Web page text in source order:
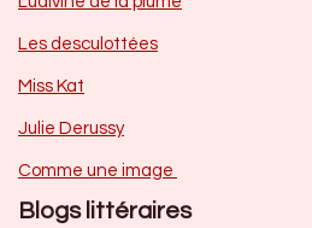
Les desculottées
Miss Kat
Julie Derussy
Comme une image
Blogs littéraires